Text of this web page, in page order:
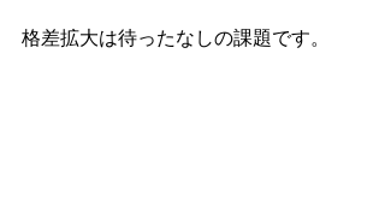
格差拡大は待ったなしの課題です。